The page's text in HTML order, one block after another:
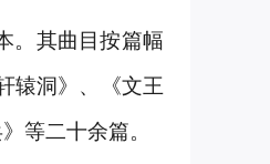
。其曲目按篇幅
辕洞》、《文王
等二十余篇。